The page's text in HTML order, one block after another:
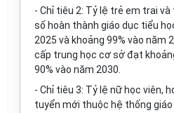
- Chỉ tiêu 2: Tỷ lệ trẻ em trai
số hoàn thành giáo dục tiểu
2025 và khoảng 99% vào năm
cấp trung học cơ sở đạt
90% vào năm 2030.
- Chỉ tiêu 3: Tỷ lệ nữ học viên,
tuyển mới thuộc hệ thống